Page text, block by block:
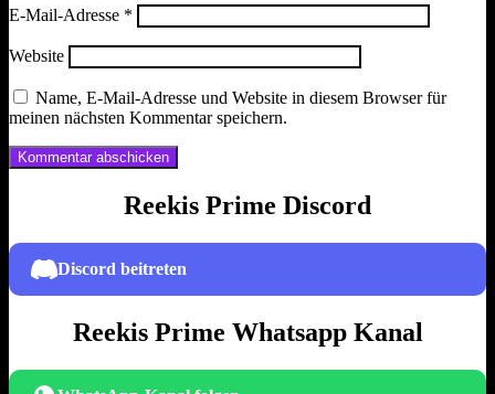
E-Mail-Adresse *
Website
Name, E-Mail-Adresse und Website in diesem Browser für
meinen nächsten Kommentar speichern.
Reekis Prime Discord
Discord beitreten
Reekis Prime Whatsapp Kanal